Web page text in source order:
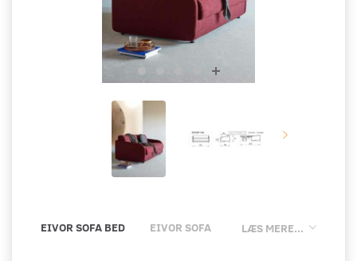
LÆS MERE...
EIVOR SOFA BED EIVOR SOFA